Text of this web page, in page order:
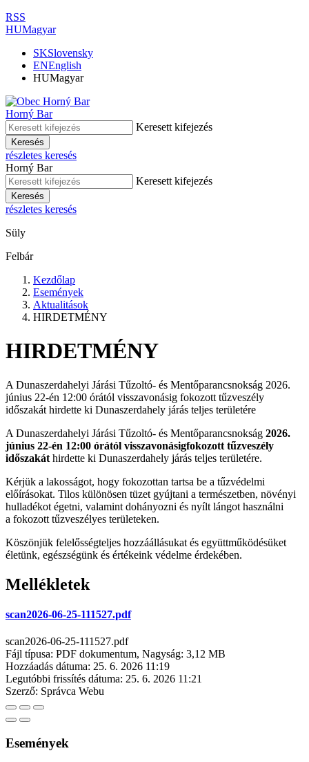
RSS
HUMagyar
SKSlovensky
ENEnglish
HUMagyar
Horný Bar
Keresett kifejezés
Keresés
részletes keresés
Horný Bar
Keresett kifejezés
Keresés
részletes keresés
Süly
Felbár
Kezdőlap
Események
Aktualitások
HIRDETMÉNY
HIRDETMÉNY
A Dunaszerdahelyi Járási Tűzoltó- és Mentőparancsnokság 2026.
június 22-én 12:00 órától visszavonásig fokozott tűzveszély
időszakát hirdette ki Dunaszerdahely járás teljes területére
A Dunaszerdahelyi Járási Tűzoltó- és Mentőparancsnokság 2026.
június 22-én 12:00 órától visszavonásigfokozott tűzveszély
időszakát hirdette ki Dunaszerdahely járás teljes területére.
Kérjük a lakosságot, hogy fokozottan tartsa be a tűzvédelmi
előírásokat. Tilos különösen tüzet gyújtani a természetben, növényi
hulladékot égetni, valamint dohányozni és nyílt lángot használni
a fokozott tűzveszélyes területeken.
Köszönjük felelősségteljes hozzáállásukat és együttműködésüket
életünk, egészségünk és értékeink védelme érdekében.
Mellékletek
scan2026-06-25-111527.pdf
scan2026-06-25-111527.pdf
Fájl típusa: PDF dokumentum, Nagyság: 3,12 MB
Hozzáadás dátuma: 25. 6. 2026 11:19
Legutóbbi frissítés dátuma: 25. 6. 2026 11:21
Szerző: Správca Webu
Események